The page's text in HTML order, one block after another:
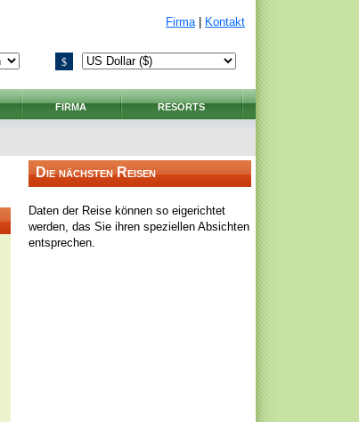
Firma| Kontakt
$
FIRMA RESORTS
Die nächsten Reisen
Daten der Reise können so eigerichtet
werden, das Sie ihren speziellen Absichten
entsprechen.